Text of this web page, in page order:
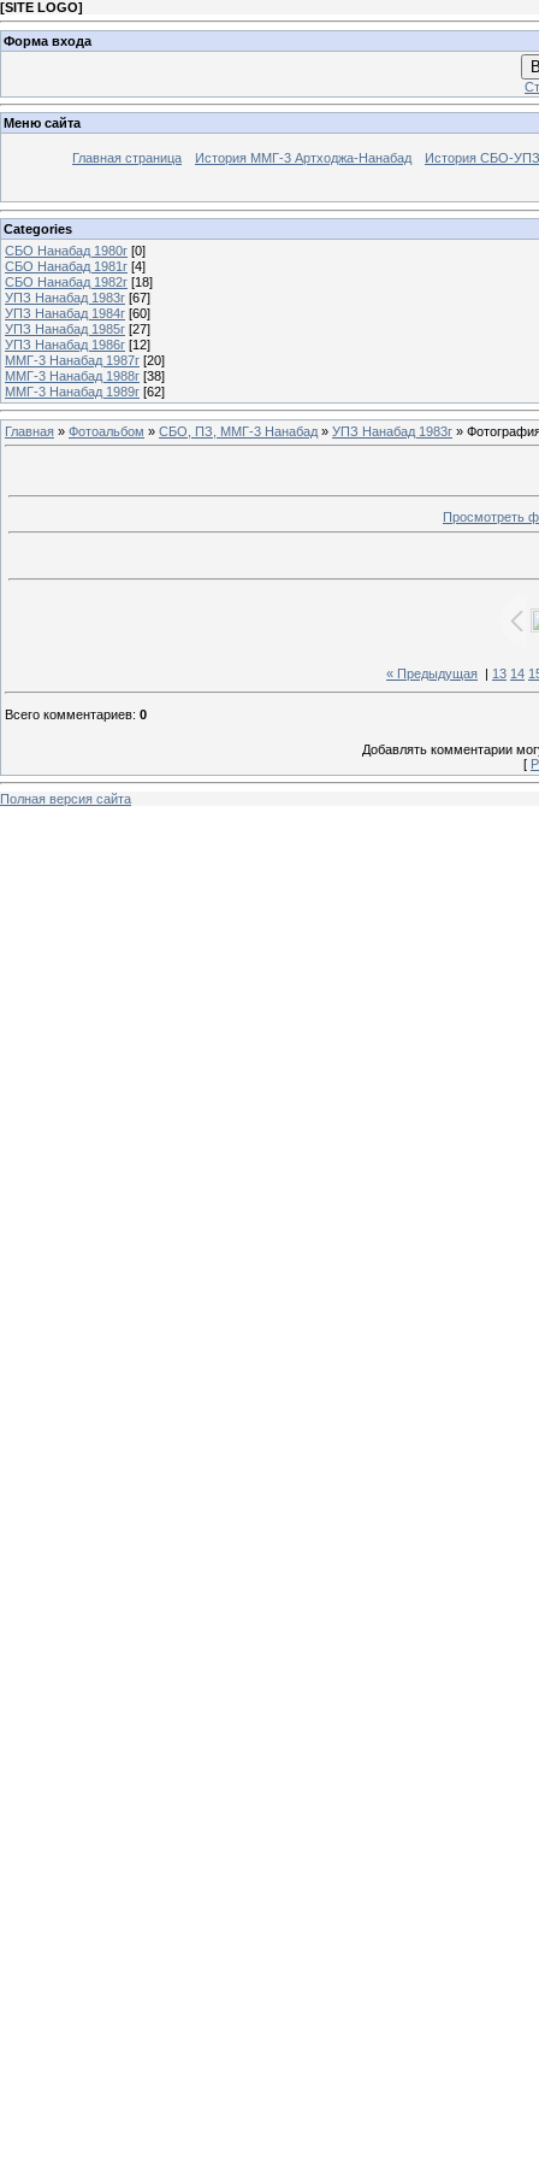
[SITE LOGO]
Форма входа
Меню сайта
Главная страница История ММГ-3 Артходжа-Нанабад История СБО-УПЗ
Categories
СБО Нанабад 1980г [0]
СБО Нанабад 1981г [4]
СБО Нанабад 1982г [18]
УПЗ Нанабад 1983г [67]
УПЗ Нанабад 1984г [60]
УПЗ Нанабад 1985г [27]
УПЗ Нанабад 1986г [12]
ММГ-3 Нанабад 1987г [20]
ММГ-3 Нанабад 1988г [38]
ММГ-3 Нанабад 1989г [62]
Главная » Фотоальбом » СБО, ПЗ, ММГ-3 Нанабад » УПЗ Нанабад 1983г »
Просмотреть
« Предыдущая 13 14
Всего комментариев: 0
Добавлять комментарии
[
Полная версия сайта